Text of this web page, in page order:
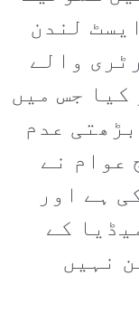
لندن
والے
جس میں
عدم
عوام نے
ہے اور
کے
نہیں